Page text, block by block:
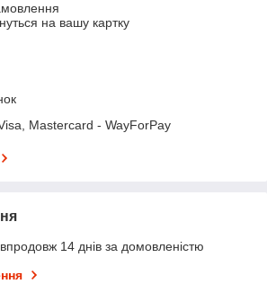
на вашу картку
Mastercard - WayForPay
14 днів за домовленістю